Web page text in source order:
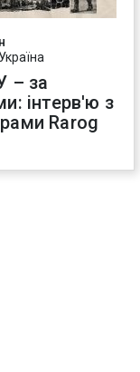
– за
інтерв'ю з
Rarog